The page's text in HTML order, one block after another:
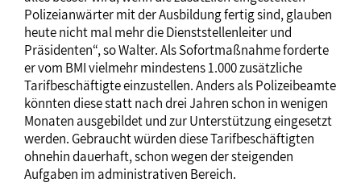
Polizeianwärter mit der Ausbildung fertig sind, glauben
heute nicht mal mehr die Dienststellenleiter und
Präsidenten“, so Walter. Als Sofortmaßnahme forderte
er vom BMI vielmehr mindestens 1.000 zusätzliche
Tarifbeschäftigte einzustellen. Anders als Polizeibeamte
könnten diese statt nach drei Jahren schon in wenigen
Monaten ausgebildet und zur Unterstützung eingesetzt
werden. Gebraucht würden diese Tarifbeschäftigten
ohnehin dauerhaft, schon wegen der steigenden
Aufgaben im administrativen Bereich.